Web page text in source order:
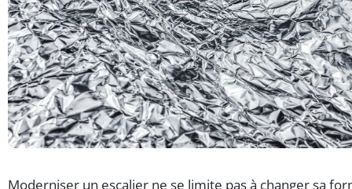
Moderniser un escalier ne se limite pas à changer sa